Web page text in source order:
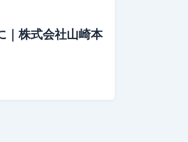
｜株式会社山崎本